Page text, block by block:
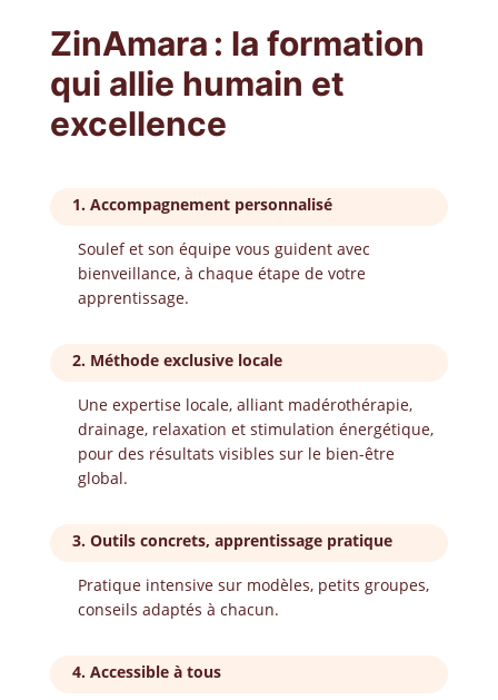
ZinAmara : la formation
qui allie humain et
excellence
1. Accompagnement personnalisé
Soulef et son équipe vous guident avec
bienveillance, à chaque étape de votre
apprentissage.
2. Méthode exclusive locale
Une expertise locale, alliant madérothérapie,
drainage, relaxation et stimulation énergétique,
pour des résultats visibles sur le bien-être
global.
3. Outils concrets, apprentissage pratique
Pratique intensive sur modèles, petits groupes,
conseils adaptés à chacun.
4. Accessible à tous